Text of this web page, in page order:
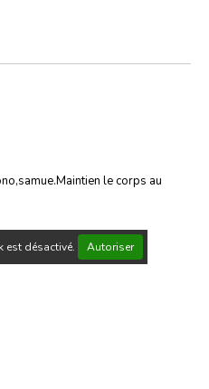
le corps au
est désactivé. Autoriser